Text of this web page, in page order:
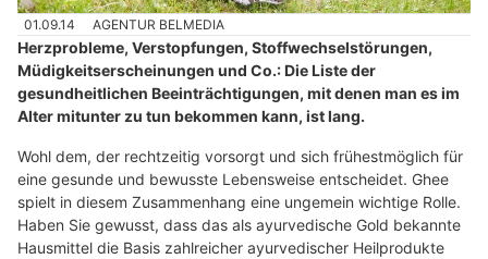
01.09.14 AGENTUR BELMEDIA
Herzprobleme, Verstopfungen, Stoffwechselstörungen,
Müdigkeitserscheinungen und Co.: Die Liste der
gesundheitlichen Beeinträchtigungen, mit denen man es im
Alter mitunter zu tun bekommen kann, ist lang.
Wohl dem, der rechtzeitig vorsorgt und sich frühestmöglich für
eine gesunde und bewusste Lebensweise entscheidet. Ghee
spielt in diesem Zusammenhang eine ungemein wichtige Rolle.
Haben Sie gewusst, dass das als ayurvedische Gold bekannte
Hausmittel die Basis zahlreicher ayurvedischer Heilprodukte